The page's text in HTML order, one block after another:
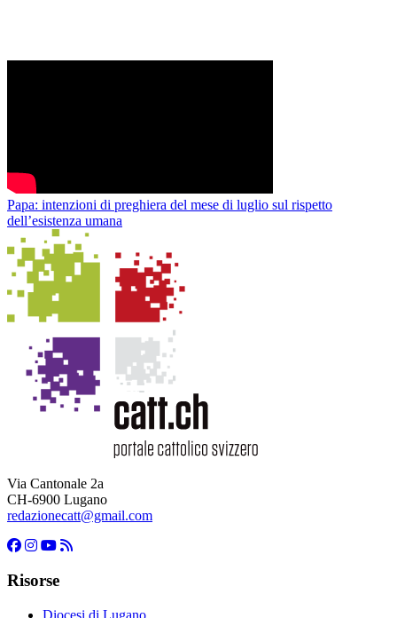
Papa: intenzioni di preghiera del mese di luglio sul rispetto
dell’esistenza umana
Via Cantonale 2a
CH-6900 Lugano
redazionecatt@gmail.com
Risorse
Diocesi di Lugano